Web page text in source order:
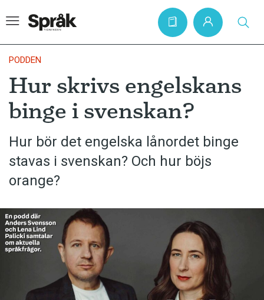
Hem
Artiklar
Krönikor
Språkfrågor
Skrivtips
Kviss
Podden
Anmäl till språkpolisen
Föreslå nyord
PODDEN
Hur skrivs engelskans
binge i svenskan?
Hur bör det engelska lånordet binge
stavas i svenskan? Och hur böjs
orange?